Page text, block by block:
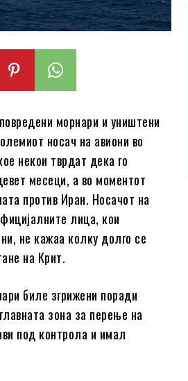
морнари и уништени
носач на авиони во
некои тврдат дека го
месеци, а во моментот
против Иран. Носачот на
лица, кои
не кажаа колку долго се
на Крит.
биле згрижени поради
зона за перење на
под контрола и имал